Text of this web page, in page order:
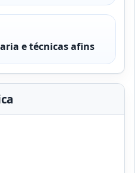
e técnicas afins